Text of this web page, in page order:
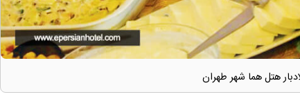
هتل هما شهر طهران